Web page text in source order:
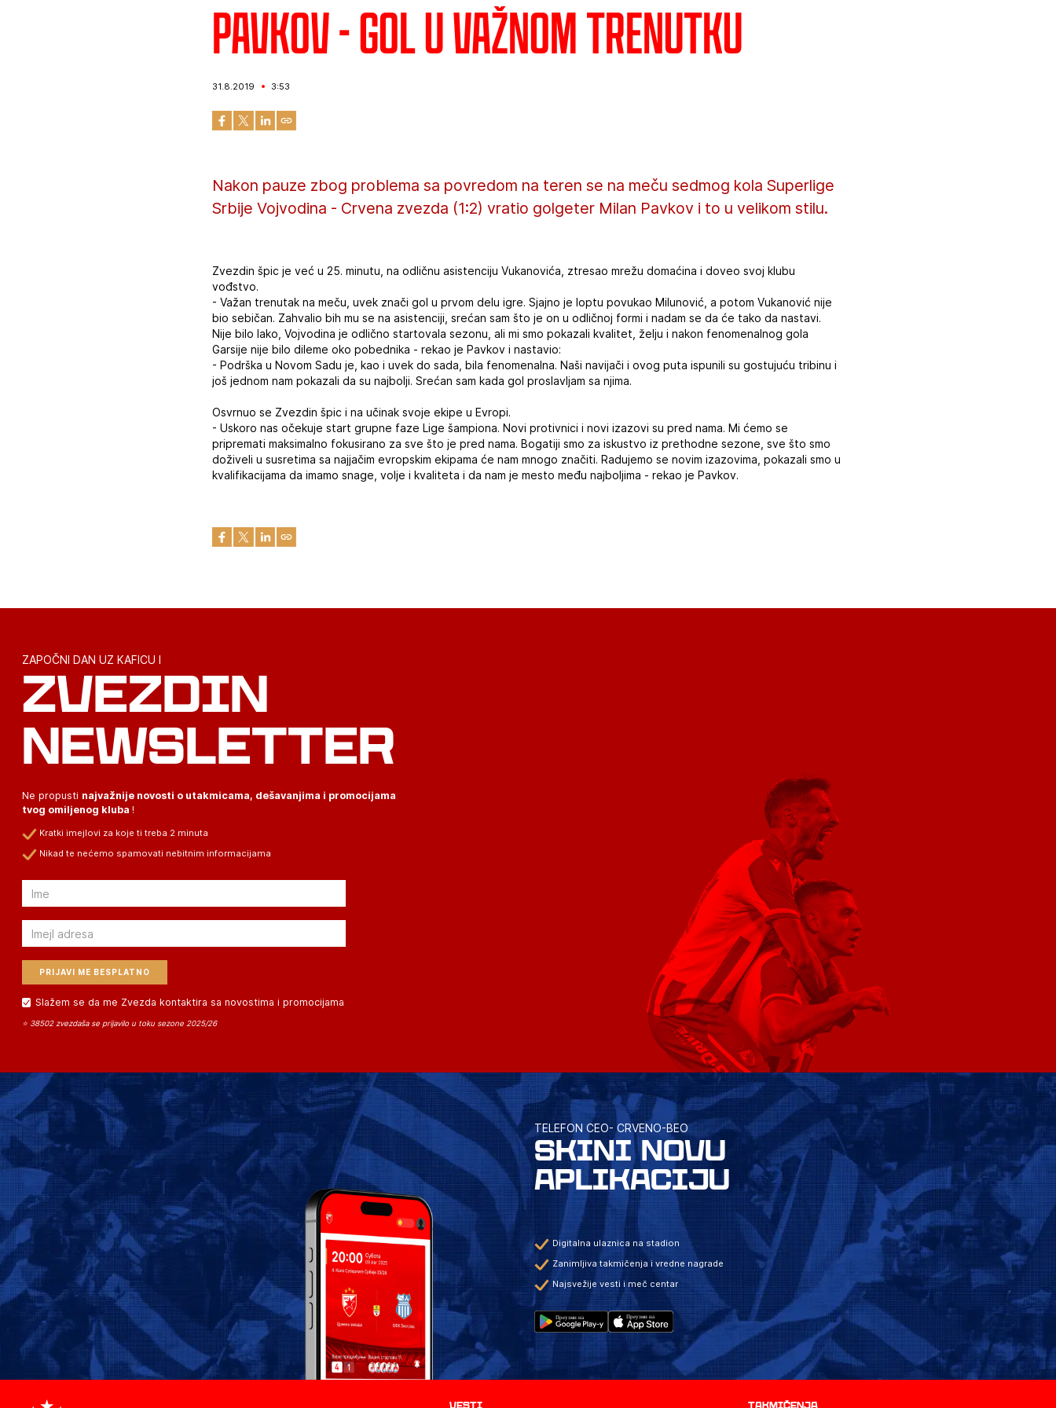
Pavkov - Gol u važnom trenutku
31.8.2019 3:53
Nakon pauze zbog problema sa povredom na teren se na meču sedmog kola Superlige
Srbije Vojvodina - Crvena zvezda (1:2) vratio golgeter Milan Pavkov i to u velikom stilu.
Zvezdin špic je već u 25. minutu, na odličnu asistenciju Vukanovića, ztresao mrežu domaćina i doveo svoj klubu
vođstvo.
- Važan trenutak na meču, uvek znači gol u prvom delu igre. Sjajno je loptu povukao Milunović, a potom Vukanović nije
bio sebičan. Zahvalio bih mu se na asistenciji, srećan sam što je on u odličnoj formi i nadam se da će tako da nastavi.
Nije bilo lako, Vojvodina je odlično startovala sezonu, ali mi smo pokazali kvalitet, želju i nakon fenomenalnog gola
Garsije nije bilo dileme oko pobednika - rekao je Pavkov i nastavio:
- Podrška u Novom Sadu je, kao i uvek do sada, bila fenomenalna. Naši navijači i ovog puta ispunili su gostujuću tribinu i
još jednom nam pokazali da su najbolji. Srećan sam kada gol proslavljam sa njima.
Osvrnuo se Zvezdin špic i na učinak svoje ekipe u Evropi.
- Uskoro nas očekuje start grupne faze Lige šampiona. Novi protivnici i novi izazovi su pred nama. Mi ćemo se
pripremati maksimalno fokusirano za sve što je pred nama. Bogatiji smo za iskustvo iz prethodne sezone, sve što smo
doživeli u susretima sa najjačim evropskim ekipama će nam mnogo značiti. Radujemo se novim izazovima, pokazali smo u
kvalifikacijama da imamo snage, volje i kvaliteta i da nam je mesto među najboljima - rekao je Pavkov.
ZAPOČNI DAN UZ KAFICU I
ZVEZDIN
NEWSLETTER
Ne propusti najvažnije novosti o utakmicama, dešavanjima i promocijama
tvog omiljenog kluba !
Kratki imejlovi za koje ti treba 2 minuta
Nikad te nećemo spamovati nebitnim informacijama
Email
Email
Slažem se da me Zvezda kontaktira sa novostima i promocijama
⭐ 38502 zvezdaša se prijavilo u toku sezone 2025/26
TELEFON CEO- CRVENO-BEO
SKINI NOVU
APLIKACIJU
Digitalna ulaznica na stadion
Zanimljiva takmičenja i vredne nagrade
Najsvežije vesti i meč centar
Vesti Takmičenja